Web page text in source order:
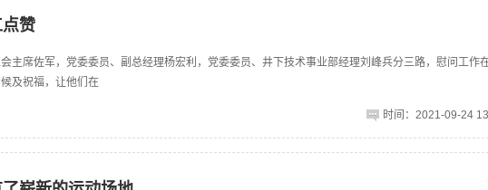
赞
主席佐军，党委委员、副总经理杨宏利，党委委员、井下技术事业部经理刘峰兵分三路，慰问工作
及祝福，让他们在
时间：2021-09-24